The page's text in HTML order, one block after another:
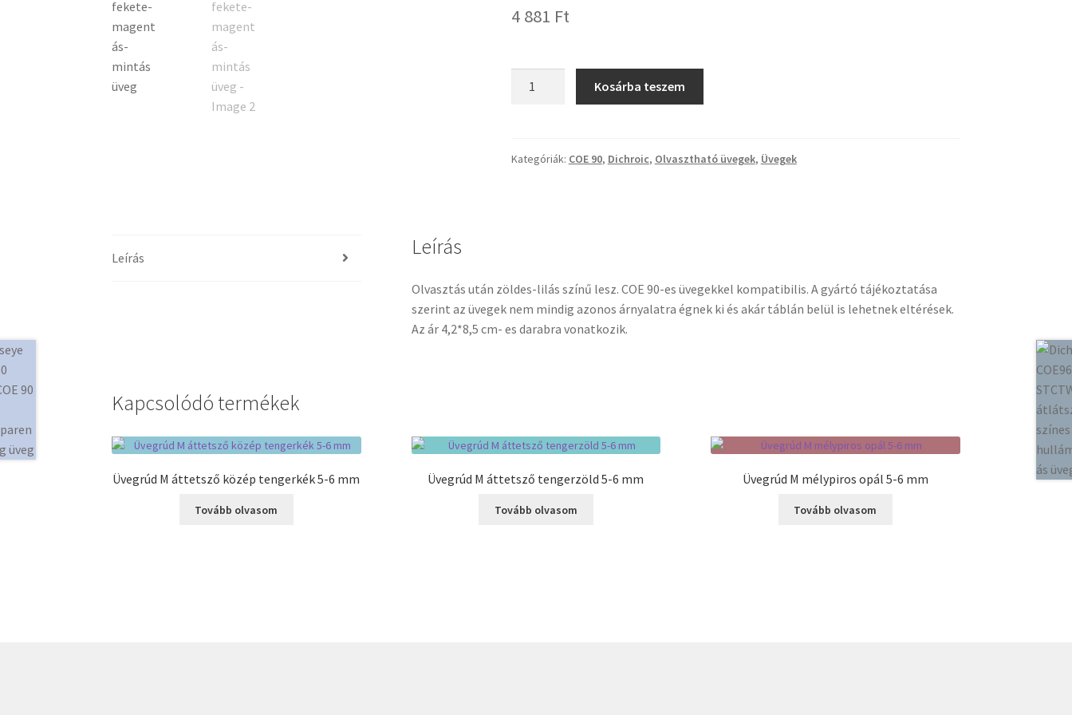
4 881 Ft
magentás-
Kosárba teszem
Kategóriák: COE 90, Dichroic, Olvasztható üvegek, Üvegek
Leírás Leírás
Olvasztás után zöldes-lilás színű lesz. COE 90-es üvegekkel kompatibilis. A gyártó tájékoztatása
szerint az üvegek nem mindig azonos árnyalatra égnek ki és akár táblán belül is lehetnek eltérések.
Az ár 4,2*8,5 cm- es darabra vonatkozik.
Kapcsolódó termékek
Üvegrúd M áttetsző közép tengerkék 5-6 mm
Tovább olvasom
Üvegrúd M áttetsző tengerzöld 5-6 mm
Tovább olvasom
Üvegrúd M mélypiros opál 5-6 mm
Tovább olvasom